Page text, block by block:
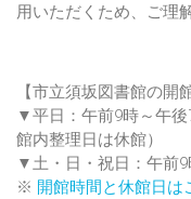
用いただくため、ご理
【市立須坂図書館の開
▼平日：午前9時～午
館内整理日は休館）
▼土・日・祝日：午前
※ 開館時間と休館日は